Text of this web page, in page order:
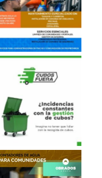
General
Sacar Cubos